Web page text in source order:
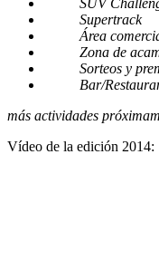
SUV
Supertrack
Área
Zona de
Sorteos y
Bar/
más actividades
Vídeo de la edición 2014: